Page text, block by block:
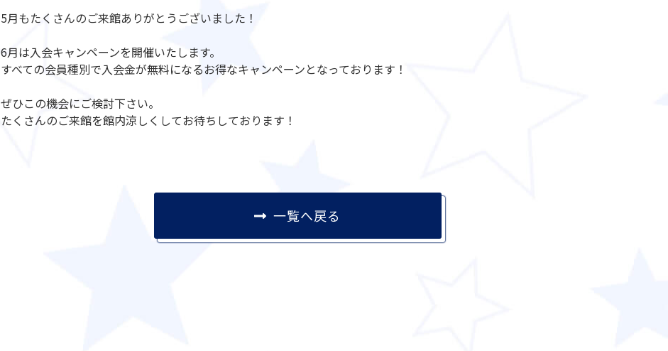
5月もたくさんのご来館ありがとうございました！
6月は入会キャンペーンを開催いたします。
すべての会員種別で入会金が無料になるお得なキャンペーンとなっております！
ぜひこの機会にご検討下さい。
たくさんのご来館を館内涼しくしてお待ちしております！
一覧へ戻る